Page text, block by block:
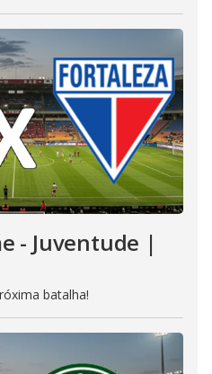
- Juventude |
batalha!